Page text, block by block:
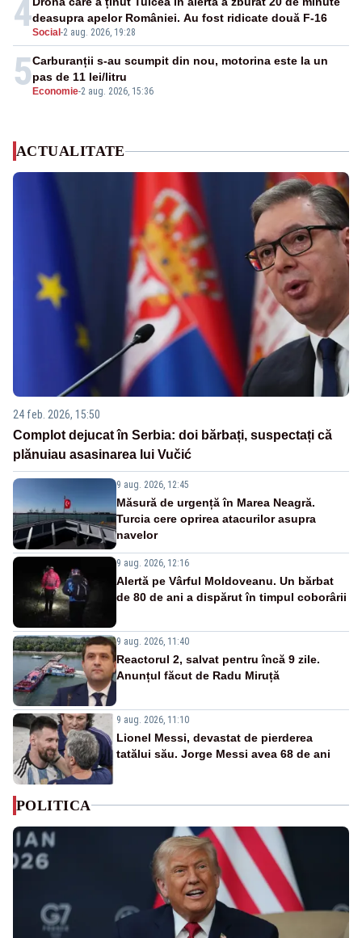
4Social -2 aug. 2026, 19:28
deasupra apelor României. Au fost ridicate două F-16
5 Economie-2 aug. 2026, 15:36
Carburanții s-au scumpit din nou, motorina este la un
pas de 11 lei/litru
ACTUALITATE
24 feb. 2026, 15:50
Complot dejucat în Serbia: doi bărbați, suspectați că
plănuiau asasinarea lui Vučić
9 aug. 2026, 12:45
Măsură de urgență în Marea Neagră.
Turcia cere oprirea atacurilor asupra
navelor
9 aug. 2026, 12:16
Alertă pe Vârful Moldoveanu. Un bărbat
de 80 de ani a dispărut în timpul coborârii
9 aug. 2026, 11:40
Reactorul 2, salvat pentru încă 9 zile.
Anunțul făcut de Radu Miruță
9 aug. 2026, 11:10
Lionel Messi, devastat de pierderea
tatălui său. Jorge Messi avea 68 de ani
POLITICA